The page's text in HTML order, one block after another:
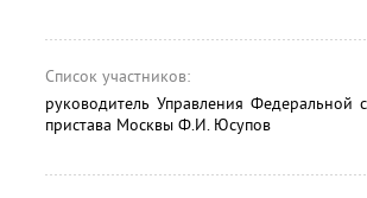
Список участников:
руководитель Управления Федеральной
пристава Москвы Ф.И. Юсупов